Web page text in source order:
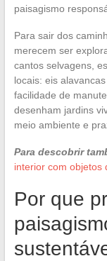
paisagismo
Para sair dos
merecem ser
cantos selvagens,
locais: eis
facilidade de
desenham jardins
meio ambiente e
Para descobrir
interior com objetos
Por que